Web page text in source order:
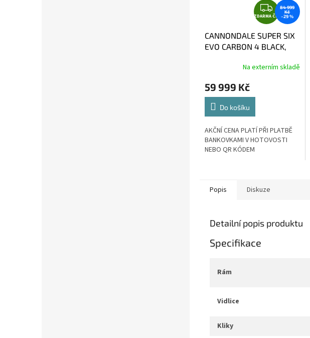
Z
D
A
R
A
ZDARMA ČR
84 999
Kč
–29 %
CANNONDALE SUPER SIX
EVO CARBON 4 BLACK,
Na externím skladě
59 999 Kč
Do košíku
AKČNÍ CENA PLATÍ PŘI PLATBĚ
BANKOVKAMI V HOTOVOSTI
NEBO QR KÓDEM
Popis Diskuze
Detailní popis produktu
Specifikace
rám
vidlice
kliky